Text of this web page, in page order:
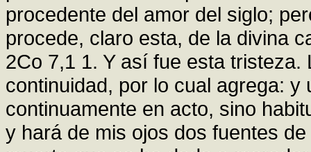
procedente del amor del siglo;
procede, claro esta, de la divina
2Co 7,1 1. Y así fue esta
continuidad, por lo cual agrega:
continuamente en acto, sino
y hará de mis ojos dos fuentes